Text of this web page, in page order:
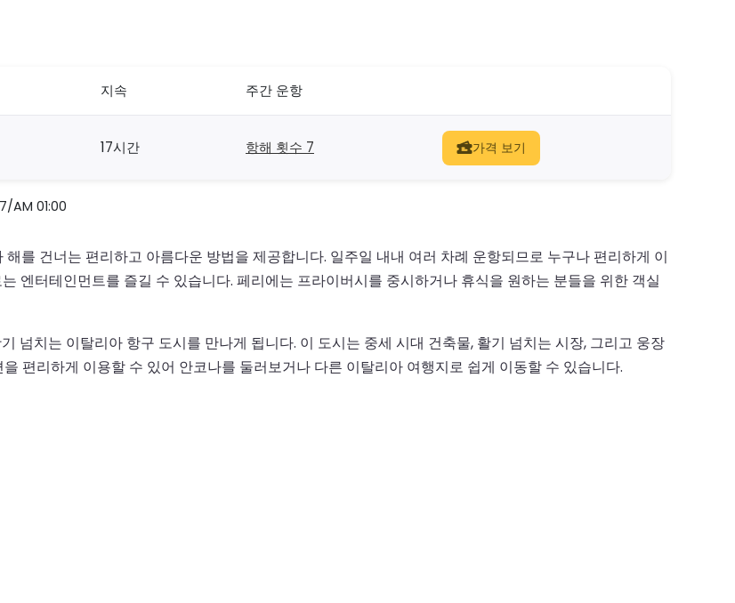
지속 주간 운항
17시간 항해 횟수 7 가격 보기
AM 01:00
를 건너는 편리하고 아름다운 방법을 제공합니다. 일주일 내내 여러 차례 운항되므로 누구나 편리하게 이
엔터테인먼트를 즐길 수 있습니다. 페리에는 프라이버시를 중시하거나 휴식을 원하는 분들을 위한 객실
넘치는 이탈리아 항구 도시를 만나게 됩니다. 이 도시는 중세 시대 건축물, 활기 넘치는 시장, 그리고 웅장
편리하게 이용할 수 있어 안코나를 둘러보거나 다른 이탈리아 여행지로 쉽게 이동할 수 있습니다.